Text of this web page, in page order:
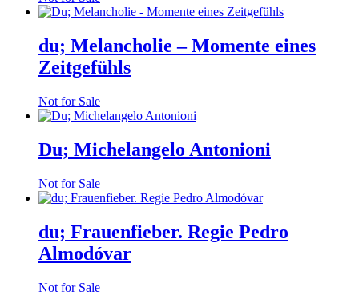
du; Melancholie – Momente eines
Zeitgefühls
Not for Sale
Du; Michelangelo Antonioni
Not for Sale
du; Frauenfieber. Regie Pedro
Almodóvar
Not for Sale